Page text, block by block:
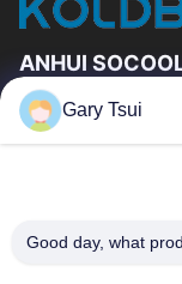
ANHUI
速いリンク
工場旅行
Gary Tsui
Good day, what